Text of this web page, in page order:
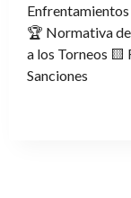
🏆 Normativa
a los Torneos 🟨
Sanciones